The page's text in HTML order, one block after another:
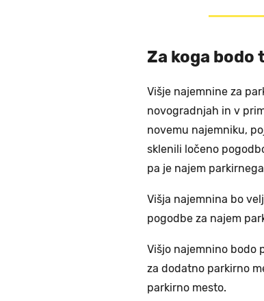
Za koga bodo
Višje najemnine za
novogradnjah in v
novemu najemniku,
sklenili ločeno
pa je najem
Višja najemnina bo
pogodbe za najem
Višjo najemnino bodo
za dodatno parkirno
parkirno mesto.